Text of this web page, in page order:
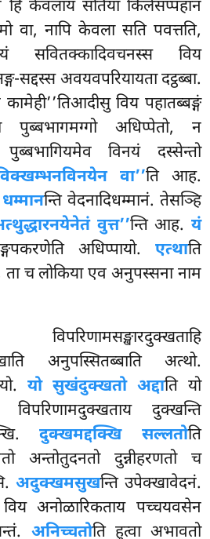
केवलाय सतिया किलेसप्पहानं
वा, नापि केवला सति पवत्तति,
सवितक्कादिवचनस्स विय
सद्दस्स अवयवपरियायता दट्ठब्बा.
कामेही’’तिआदीसु विय पहातब्बङ्गं
अधिप्पेतो, न
पुब्बभागियमेव विनयं दस्सेन्तो
वा’’ति आह.
न्ति वेदनादिधम्मानं. तेसञ्हि
वुत्त’’न्ति आह. यं
अधिप्पायो. एत्थाति
ता च लोकिया एव अनुपस्सना नाम
अनुपस्सितब्बाति अत्थो.
यो सुखंदुक्खतो अद्दाति यो
दुक्खन्ति
दुक्खमद्दक्खि सल्लतोति
अन्तोतुदनतो दुन्नीहरणतो च
अदुक्खमसुखन्ति उपेक्खावेदनं.
अनोळारिकताय पच्चयवसेन
अनिच्चतोति हुत्वा अभावतो